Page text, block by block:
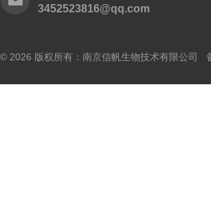
3452523816@qq.com
© 2026 版权所有：南京信帆生物技术有限公司